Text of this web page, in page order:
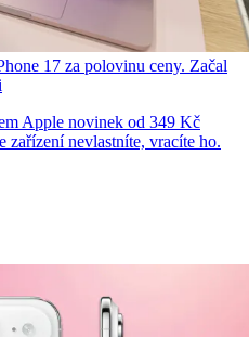
17 za polovinu ceny. Začal
Apple novinek od 349 Kč
zařízení nevlastníte, vracíte ho.